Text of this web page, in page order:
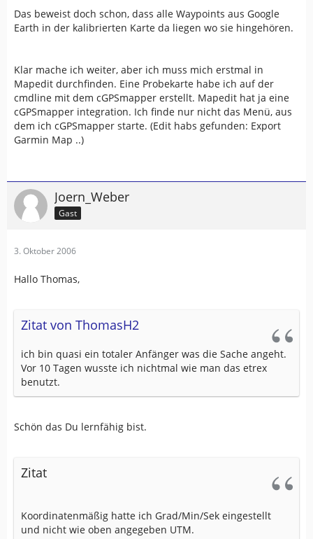
Das beweist doch schon, dass alle Waypoints aus Google
Earth in der kalibrierten Karte da liegen wo sie hingehören.
Klar mache ich weiter, aber ich muss mich erstmal in
Mapedit durchfinden. Eine Probekarte habe ich auf der
cmdline mit dem cGPSmapper erstellt. Mapedit hat ja eine
cGPSmapper integration. Ich finde nur nicht das Menü, aus
dem ich cGPSmapper starte. (Edit habs gefunden: Export
Garmin Map ..)
Joern_Weber
Gast
3. Oktober 2006
Hallo Thomas,
Zitat von ThomasH2
ich bin quasi ein totaler Anfänger was die Sache angeht.
Vor 10 Tagen wusste ich nichtmal wie man das etrex
benutzt.
Schön das Du lernfähig bist.
Zitat
Koordinatenmäßig hatte ich Grad/Min/Sek eingestellt
und nicht wie oben angegeben UTM.